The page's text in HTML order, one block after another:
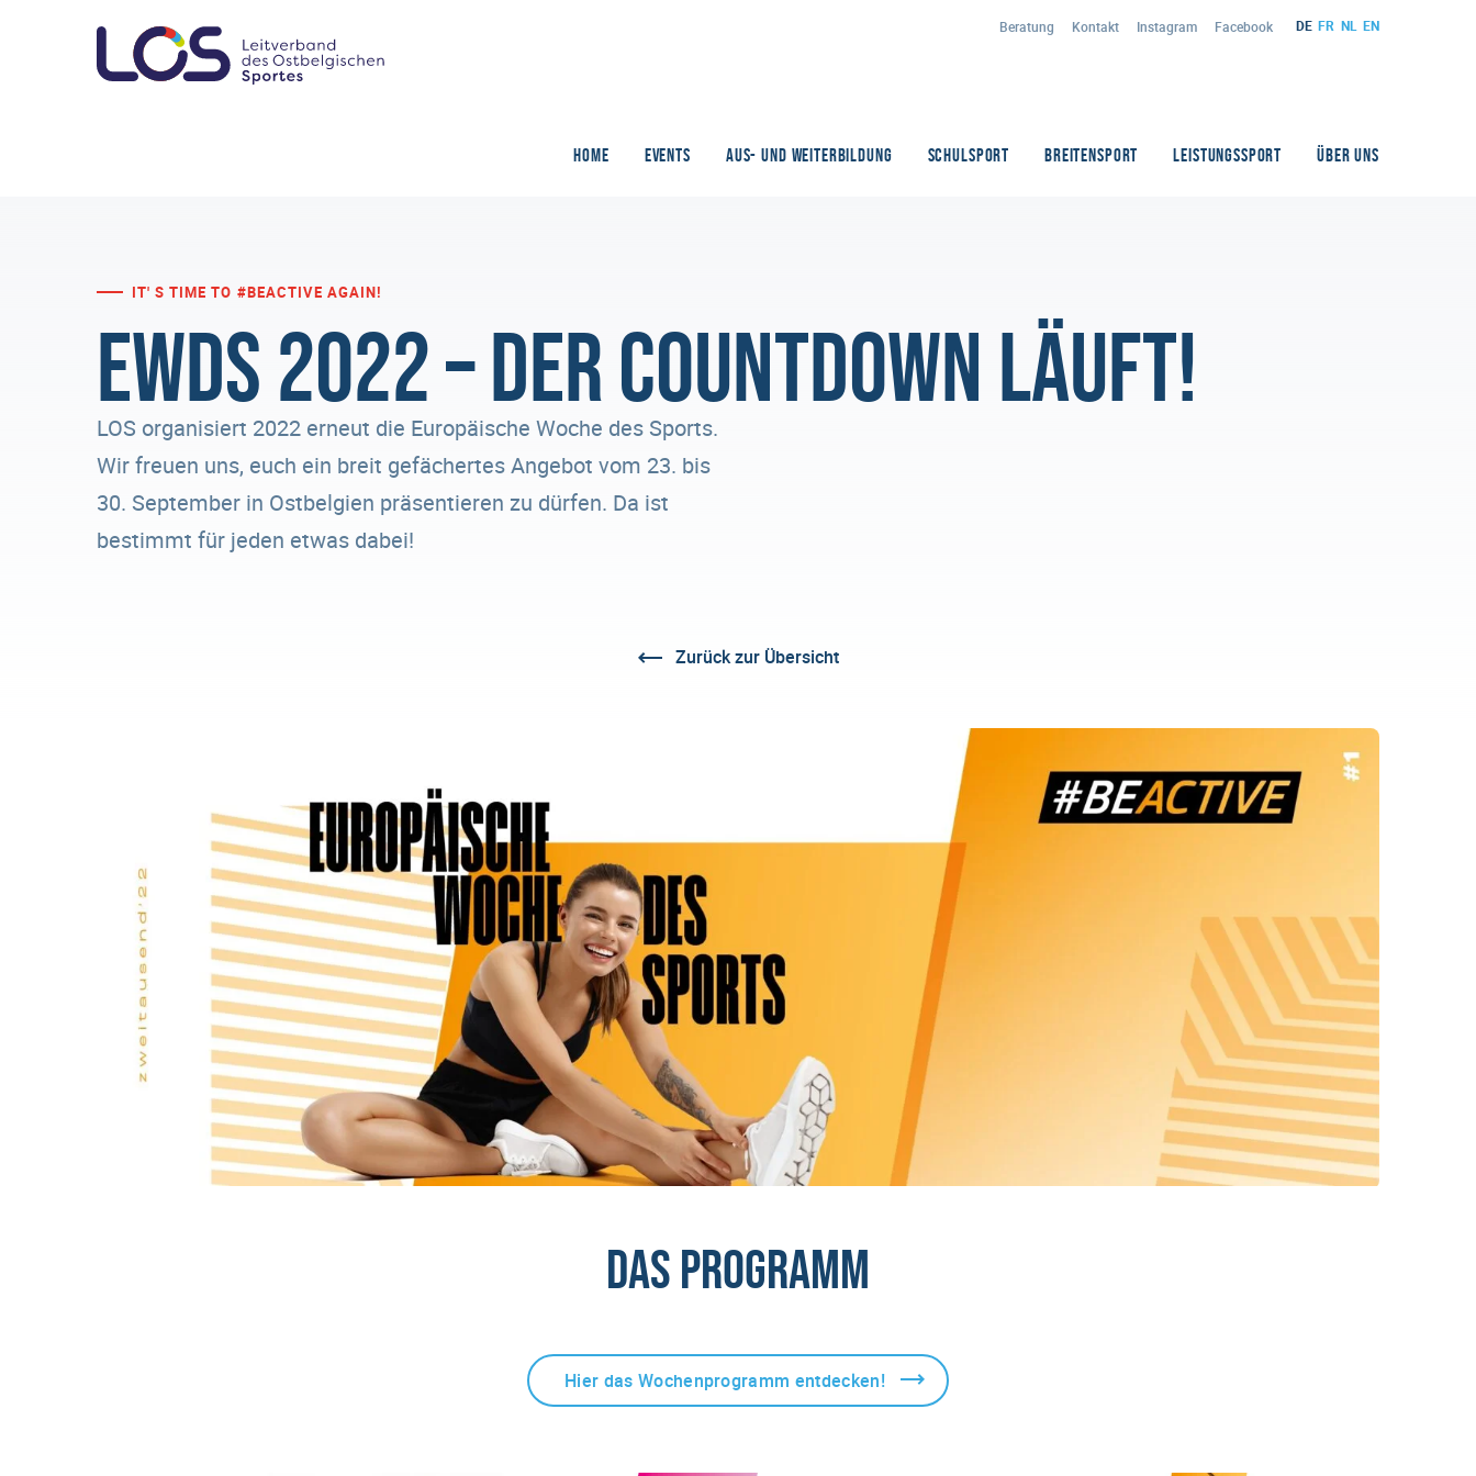
Beratung Kontakt Instagram Facebook DE FR NL EN
HOME EVENTS AUS- UND WEITERBILDUNG SCHULSPORT BREITENSPORT LEISTUNGSSPORT ÜBER UNS
IT' S TIME TO #BEACTIVE AGAIN!
EWDS 2022 – der Countdown läuft!
LOS organisiert 2022 erneut die Europäische Woche des Sports.
Wir freuen uns, euch ein breit gefächertes Angebot vom 23. bis
30. September in Ostbelgien präsentieren zu dürfen. Da ist
bestimmt für jeden etwas dabei!
Zurück zur Übersicht
Das Programm
Hier das Wochenprogramm entdecken!